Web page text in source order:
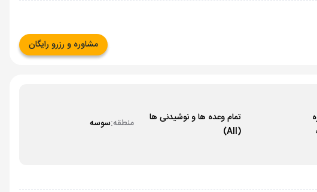
مشاوره و رزرو رایگان
تمام وعده ها و نوشیدنی ها
(All)
منطقه:سوسه